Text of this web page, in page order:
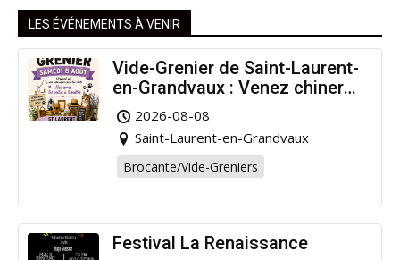
LES ÉVÉNEMENTS À VENIR
Vide-Grenier de Saint-Laurent-
en-Grandvaux : Venez chiner
pour la bonne cause !
2026-08-08
Saint-Laurent-en-Grandvaux
Brocante/Vide-Greniers
Festival La Renaissance